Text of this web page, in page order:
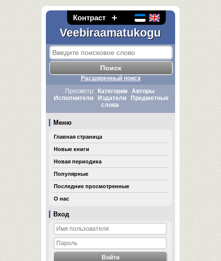
Контраст
Veebiraamatukogu
Вход
Расширенный поиск
Просмотр:
Категории
Авторы
Исполнители
Издатели
Предметные
слова
Меню
Главная страница
Новые книги
Новая периодика
Популярные
Последние просмотренные
О нас